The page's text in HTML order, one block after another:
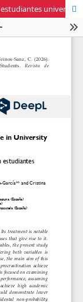
Procrastinación y rendimiento académico en estudiantes universitarios